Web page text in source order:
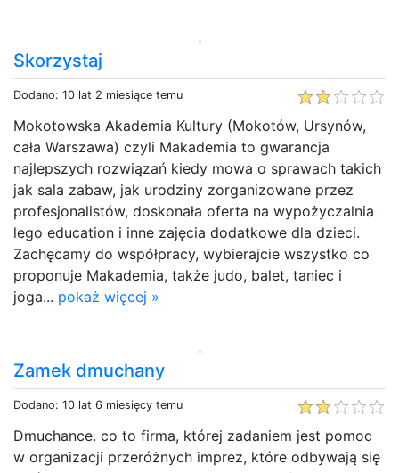
Skorzystaj
Dodano: 10 lat 2 miesiące temu
Mokotowska Akademia Kultury (Mokotów, Ursynów,
cała Warszawa) czyli Makademia to gwarancja
najlepszych rozwiązań kiedy mowa o sprawach takich
jak sala zabaw, jak urodziny zorganizowane przez
profesjonalistów, doskonała oferta na wypożyczalnia
lego education i inne zajęcia dodatkowe dla dzieci.
Zachęcamy do współpracy, wybierajcie wszystko co
proponuje Makademia, także judo, balet, taniec i
joga... pokaż więcej »
Zamek dmuchany
Dodano: 10 lat 6 miesięcy temu
Dmuchance. co to firma, której zadaniem jest pomoc
w organizacji przeróżnych imprez, które odbywają się